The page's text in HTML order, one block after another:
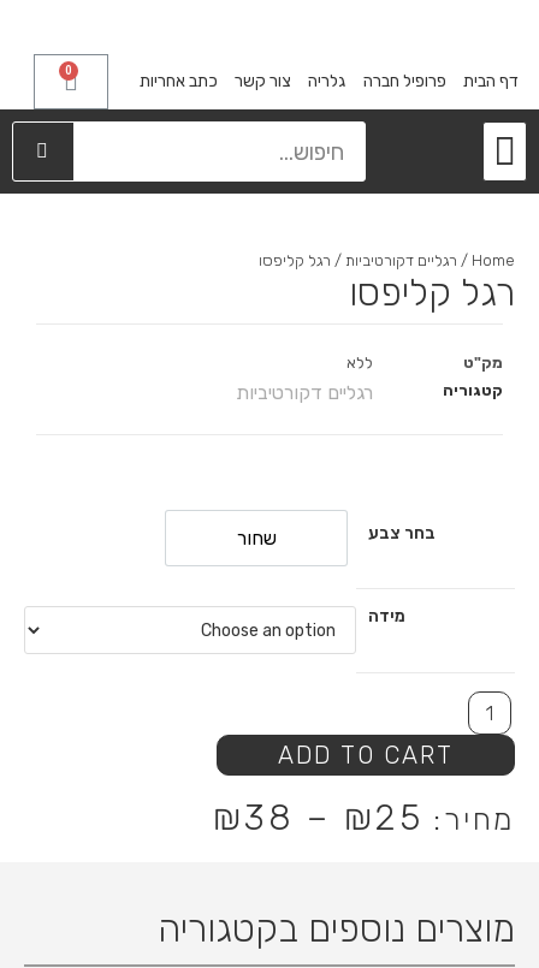
דף הבית פרופיל חברה גלריה צור קשר כתב אחריות
0
Home
/ רגליים דקורטיביות / רגל קליפסו
רגל קליפסו
מק"ט
ללא
קטגוריה
רגליים דקורטיביות
בחר צבע שחור
מידה
ADD TO CART
₪25
–
₪38
מוצרים נוספים בקטגוריה